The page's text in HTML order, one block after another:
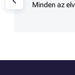
Minden az